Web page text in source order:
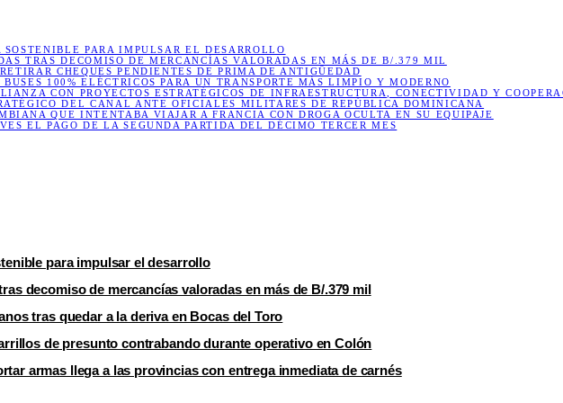
PARA IMPULSAR EL DESARROLLO
TRAS DECOMISO DE MERCANCÍAS VALORADAS EN MÁS DE B/.379 MIL
CHEQUES PENDIENTES DE PRIMA DE ANTIGÜEDAD
100% ELÉCTRICOS PARA UN TRANSPORTE MÁS LIMPIO Y MODERNO
CON PROYECTOS ESTRATÉGICOS DE INFRAESTRUCTURA, CONECTIVIDAD Y
DEL CANAL ANTE OFICIALES MILITARES DE REPÚBLICA DOMINICANA
QUE INTENTABA VIAJAR A FRANCIA CON DROGA OCULTA EN SU EQUIPAJE
EL PAGO DE LA SEGUNDA PARTIDA DEL DÉCIMO TERCER MES
para impulsar el desarrollo
decomiso de mercancías valoradas en más de B/.379 mil
tras quedar a la deriva en Bocas del Toro
de presunto contrabando durante operativo en Colón
armas llega a las provincias con entrega inmediata de carnés